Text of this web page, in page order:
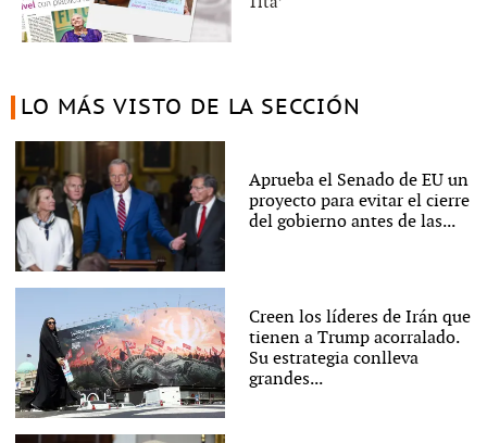
LO MÁS VISTO DE LA SECCIÓN
Aprueba el Senado de EU un
proyecto para evitar el cierre
del gobierno antes de las...
Creen los líderes de Irán que
tienen a Trump acorralado.
Su estrategia conlleva
grandes...